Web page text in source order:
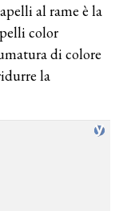
al rame è la
color
di colore
la